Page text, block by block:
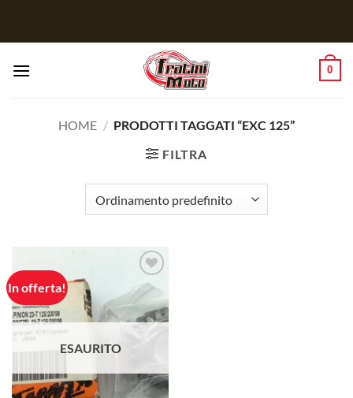
0
HOME / PRODOTTI TAGGATI “EXC 125”
FILTRA
In offerta!
Aggiungi
alla lista
desideri
ESAURITO